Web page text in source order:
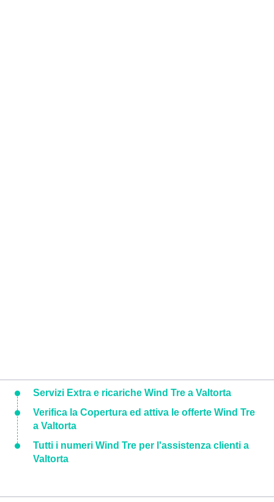
Servizi Extra e ricariche Wind Tre a Valtorta
Verifica la Copertura ed attiva le offerte Wind Tre
a Valtorta
Tutti i numeri Wind Tre per l'assistenza clienti a
Valtorta